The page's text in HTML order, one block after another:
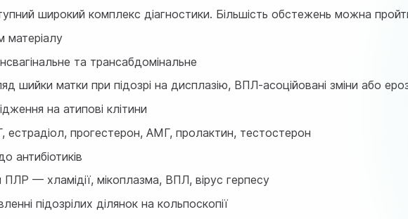
широкий комплекс діагностики. Більшість обстежень можна
матеріалу
та трансабдомінальне
шийки матки при підозрі на дисплазію, ВПЛ-асоційовані зміни або
на атипові клітини
естрадіол, прогестерон, АМГ, пролактин, тестостерон
антибіотиків
— хламідії, мікоплазма, ВПЛ, вірус герпесу
підозрілих ділянок на кольпоскопії